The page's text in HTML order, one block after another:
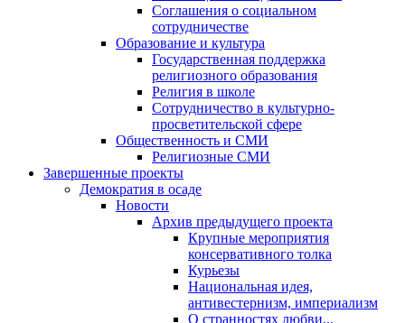
Соглашения о социальном
сотрудничестве
Образование и культура
Государственная поддержка
религиозного образования
Религия в школе
Сотрудничество в культурно-
просветительской сфере
Общественность и СМИ
Религиозные СМИ
Завершенные проекты
Демократия в осаде
Новости
Архив предыдущего проекта
Крупные мероприятия
консервативного толка
Курьезы
Национальная идея,
антивестернизм, империализм
О странностях любви...